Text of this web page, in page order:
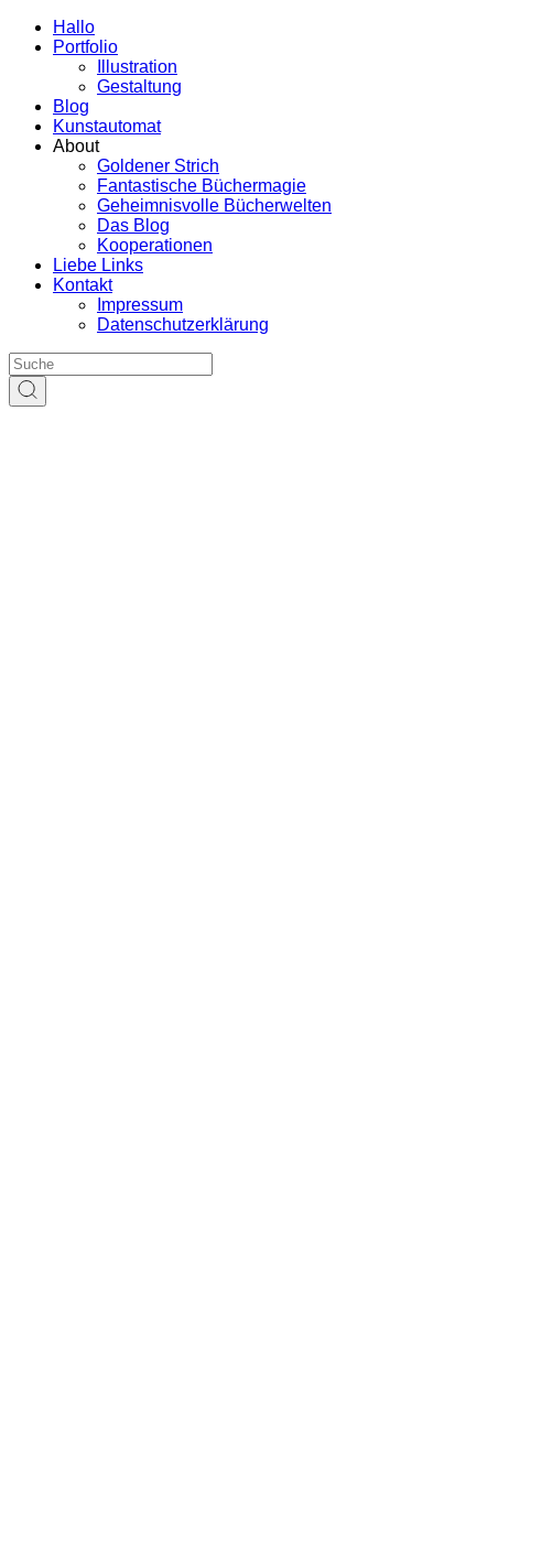
Hallo
Portfolio
Illustration
Gestaltung
Blog
Kunstautomat
About
Goldener Strich
Fantastische Büchermagie
Geheimnisvolle Bücherwelten
Das Blog
Kooperationen
Liebe Links
Kontakt
Impressum
Datenschutzerklärung